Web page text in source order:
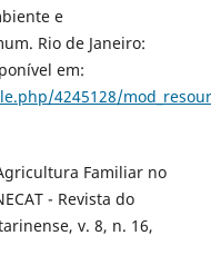
e
Rio de Janeiro:
em:
4245128/
Familiar no
- Revista do
v. 8, n. 16,